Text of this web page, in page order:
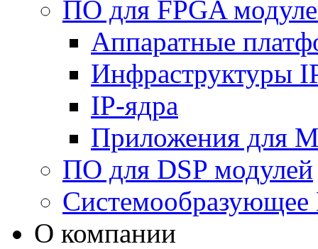
ПО для FPGA
Аппаратные
Инфраструктуры
IP-ядра
Приложения для
ПО для DSP модулей
О компании